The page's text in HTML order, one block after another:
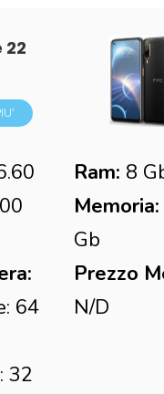
22
64
32
Ram: 8
Memoria:
Gb
Prezzo
N/D